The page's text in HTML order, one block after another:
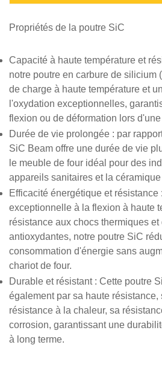
Propriétés de la poutre SiC
Capacité à haute température et
notre poutre en carbure de silicium
de charge à haute température et
l'oxydation exceptionnelles,
flexion ou de déformation lors
Durée de vie prolongée : par
SiC Beam offre une durée de vie
le meuble de four idéal pour des
appareils sanitaires et la
Efficacité énergétique et résistance
exceptionnelle à la flexion à haute
résistance aux chocs thermiques
antioxydantes, notre poutre SiC
consommation d'énergie sans
chariot de four.
Durable et résistant: Cette poutre
également par sa haute résistance,
résistance à la chaleur, sa
corrosion, garantissant une
à long terme.